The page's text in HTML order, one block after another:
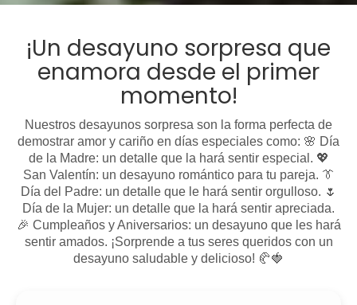
¡Un desayuno sorpresa que
enamora desde el primer
momento!
Nuestros desayunos sorpresa son la forma perfecta de
demostrar amor y cariño en días especiales como: 🌸 Día
de la Madre: un detalle que la hará sentir especial. 💖
San Valentín: un desayuno romántico para tu pareja. 👔
Día del Padre: un detalle que le hará sentir orgulloso. 🌷
Día de la Mujer: un detalle que la hará sentir apreciada.
🎉 Cumpleaños y Aniversarios: un desayuno que les hará
sentir amados. ¡Sorprende a tus seres queridos con un
desayuno saludable y delicioso! 🥐🍓